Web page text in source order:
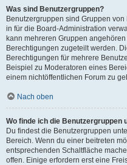
Was sind Benutzergruppen?
Benutzergruppen sind Gruppen
in für die Board-Administration
kann mehreren Gruppen
Berechtigungen zugeteilt werden.
Berechtigungen für mehrere
Beispiel zu Moderatoren eines
einem nichtöffentlichen Forum zu
Nach oben
Wo finde ich die Benutzergruppen
Du findest die Benutzergruppen
Bereich. Wenn du einer beitreten
entsprechenden Schaltfläche
offen. Einige erfordern erst eine